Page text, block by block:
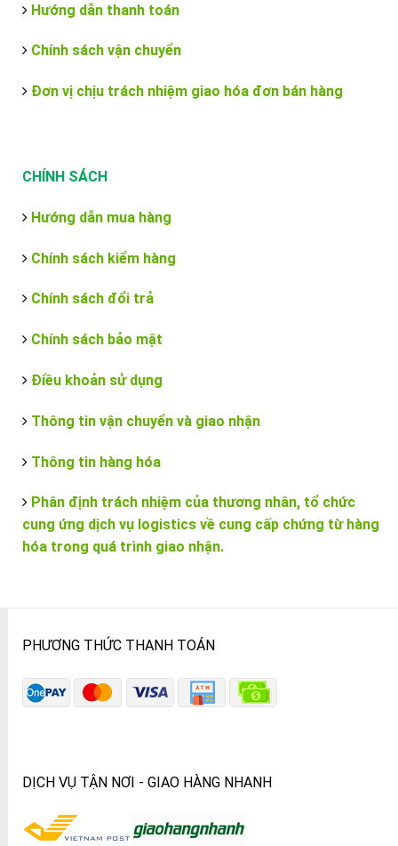
Hướng dẫn thanh toán
Chính sách vận chuyển
Đơn vị chịu trách nhiệm giao hóa đơn bán hàng
CHÍNH SÁCH
Hướng dẫn mua hàng
Chính sách kiểm hàng
Chính sách đổi trả
Chính sách bảo mật
Điều khoản sử dụng
Thông tin vận chuyển và giao nhận
Thông tin hàng hóa
Phân định trách nhiệm của thương nhân, tổ chức
cung ứng dịch vụ logistics về cung cấp chứng từ hàng
hóa trong quá trình giao nhận.
PHƯƠNG THỨC THANH TOÁN
DỊCH VỤ TẬN NƠI - GIAO HÀNG NHANH